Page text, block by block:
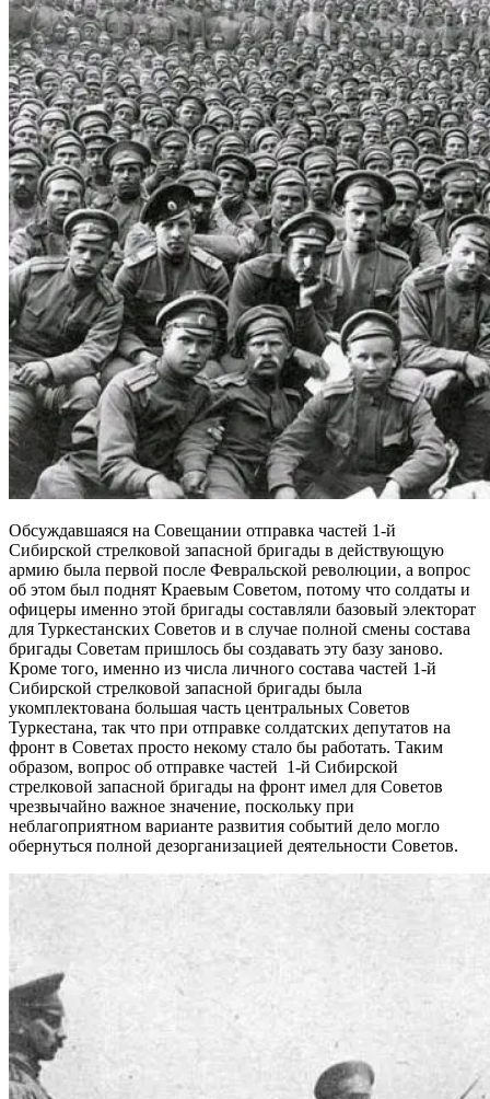
Обсуждавшаяся на Совещании отправка частей 1-й
Сибирской стрелковой запасной бригады в действующую
армию была первой после Февральской революции, а вопрос
об этом был поднят Краевым Советом, потому что солдаты и
офицеры именно этой бригады составляли базовый электорат
для Туркестанских Советов и в случае полной смены состава
бригады Советам пришлось бы создавать эту базу заново.
Кроме того, именно из числа личного состава частей 1-й
Сибирской стрелковой запасной бригады была
укомплектована большая часть центральных Советов
Туркестана, так что при отправке солдатских депутатов на
фронт в Советах просто некому стало бы работать. Таким
образом, вопрос об отправке частей 1-й Сибирской
стрелковой запасной бригады на фронт имел для Советов
чрезвычайно важное значение, поскольку при
неблагоприятном варианте развития событий дело могло
обернуться полной дезорганизацией деятельности Советов.